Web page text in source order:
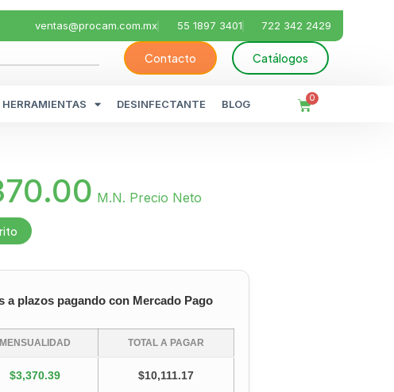
ventas@procam.com.mx 55 1897 3401 722 342 2429
Contacto Catálogos
HERRAMIENTAS DESINFECTANTE BLOG 0
M.N. Precio Neto
a plazos pagando con Mercado Pago
MENSUALIDAD TOTAL A PAGAR
$3,370.39 $10,111.17